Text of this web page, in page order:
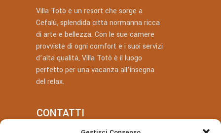
Villa Totò è un resort che sorge a
Cefalù, splendida città normanna ricca
di arte e bellezza. Con le sue camere
provviste di ogni comfort e i suoi servizi
d’alta qualità, Villa Totò è il luogo
perfetto per una vacanza all’insegna
del relax.
CONTATTI